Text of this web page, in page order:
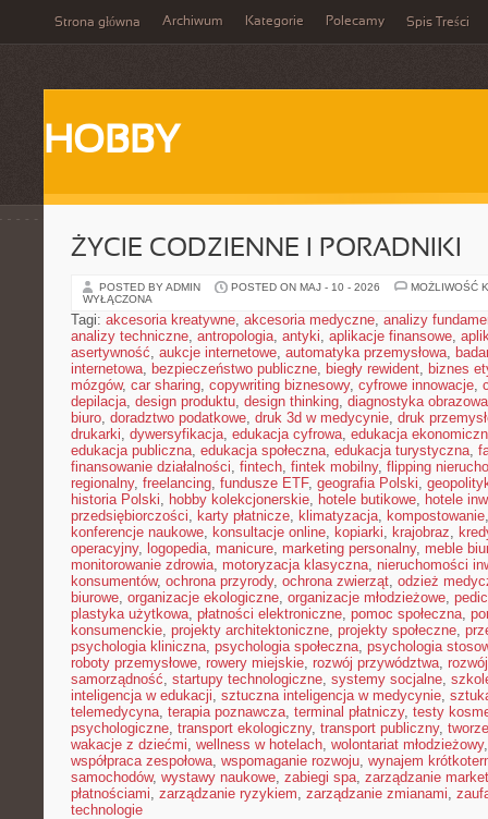
Strona główna Archiwum Kategorie Polecamy Spis Treści
HOBBY
ŻYCIE CODZIENNE I PORADNIKI
POSTED BY ADMIN POSTED ON MAJ - 10 - 2026
MOŻLIWOŚĆ
WYŁĄCZONA
Tagi: akcesoria kreatywne, akcesoria medyczne, analizy
analizy techniczne, antropologia, antyki, aplikacje finansowe,
asertywność, aukcje internetowe, automatyka przemysłowa,
internetowa, bezpieczeństwo publiczne, biegły rewident, biznes
mózgów, car sharing, copywriting biznesowy, cyfrowe innowacje,
depilacja, design produktu, design thinking, diagnostyka obrazowa
biuro, doradztwo podatkowe, druk 3d w medycynie, druk
drukarki, dywersyfikacja, edukacja cyfrowa, edukacja
edukacja publiczna, edukacja społeczna, edukacja turystyczna,
finansowanie działalności, fintech, fintek mobilny, flipping
regionalny, freelancing, fundusze ETF, geografia Polski,
historia Polski, hobby kolekcjonerskie, hotele butikowe, hotele
przedsiębiorczości, karty płatnicze, klimatyzacja, kompostowanie
konferencje naukowe, konsultacje online, kopiarki, krajobraz,
operacyjny, logopedia, manicure, marketing personalny, meble
monitorowanie zdrowia, motoryzacja klasyczna, nieruchomości
konsumentów, ochrona przyrody, ochrona zwierząt, odzież
biurowe, organizacje ekologiczne, organizacje młodzieżowe,
plastyka użytkowa, płatności elektroniczne, pomoc społeczna,
konsumenckie, projekty architektoniczne, projekty społeczne,
psychologia kliniczna, psychologia społeczna, psychologia
roboty przemysłowe, rowery miejskie, rozwój przywództwa,
samorządność, startupy technologiczne, systemy socjalne,
inteligencja w edukacji, sztuczna inteligencja w medycynie,
telemedycyna, terapia poznawcza, terminal płatniczy, testy
psychologiczne, transport ekologiczny, transport publiczny,
wakacje z dziećmi, wellness w hotelach, wolontariat młodzieżowy
współpraca zespołowa, wspomaganie rozwoju, wynajem
samochodów, wystawy naukowe, zabiegi spa, zarządzanie
płatnościami, zarządzanie ryzykiem, zarządzanie zmianami,
technologie